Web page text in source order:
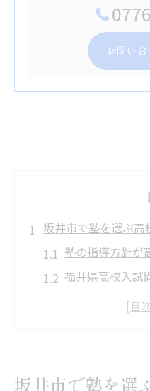
お問い
坂井市で塾を選ぶ高
塾の指導方針が
福井県高校入試
塾で学ぶべき
坂井市で塾を選